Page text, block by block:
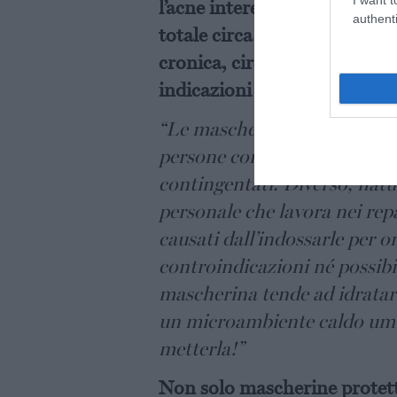
l’acne interessa l’80% dei
totale circa 4 milioni di
cronica, circa 3milioni e
indicazioni bisogna dare a
“Le mascherine –
persone con una pelle
contingentati. Diverso,
personale che lavora nei
causati dall’indossarle per
controindicazioni né
mascherina tende ad
un microambiente caldo
metterla!”
Non solo mascherine